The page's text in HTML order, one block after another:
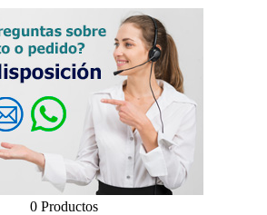
0 Productos